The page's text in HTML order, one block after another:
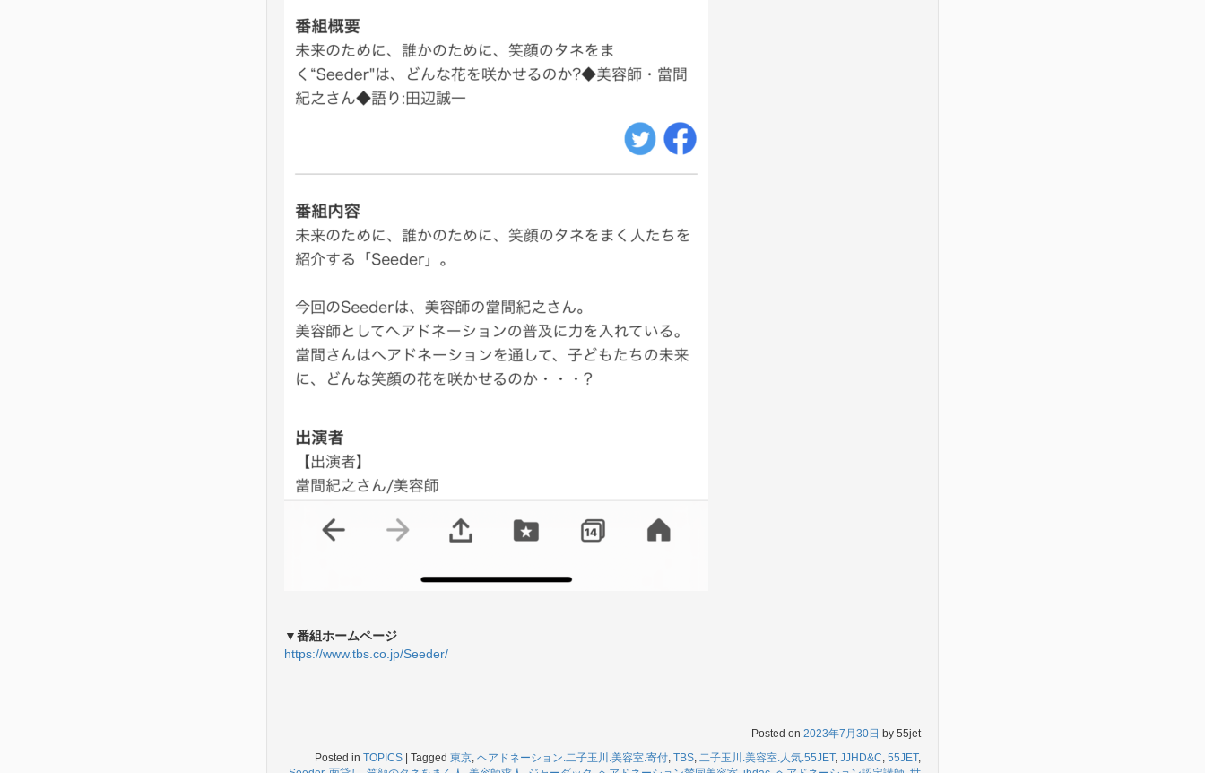
▼番組ホームページ
https://www.tbs.co.jp/Seeder/
Posted on 2023年7月30日 by 55jet
Posted in TOPICS Tagged 東京, ヘアドネーション.二子玉川.美容室.寄付, TBS, 二子玉川.美容室.人気.55JET, JJHD&C, 55JET,